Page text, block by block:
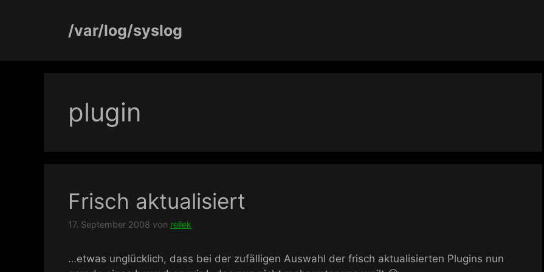
/var/log/syslog
plugin
Frisch aktualisiert
17. September 2008 von rellek
…etwas unglücklich, dass bei der zufälligen Auswahl der frisch aktualisierten Plugins nun